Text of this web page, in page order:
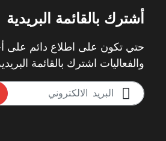
أشترك بالقائمة البريدية
حتي تكون على اطلاع دائم على
والفعاليات اشترك بالقائمة